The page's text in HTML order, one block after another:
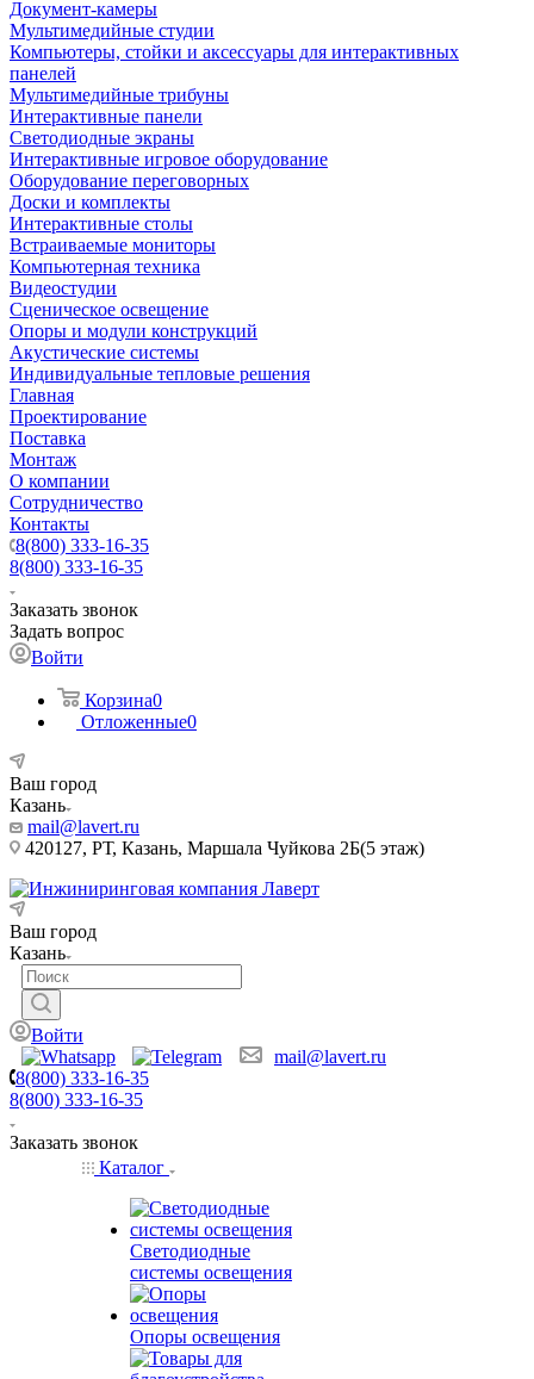
Документ-камеры
Мультимедийные студии
Компьютеры, стойки и аксессуары для интерактивных
панелей
Мультимедийные трибуны
Интерактивные панели
Светодиодные экраны
Интерактивные игровое оборудование
Оборудование переговорных
Доски и комплекты
Интерактивные столы
Встраиваемые мониторы
Компьютерная техника
Видеостудии
Cценическое освещение
Опоры и модули конструкций
Акустические системы
Индивидуальные тепловые решения
Главная
Проектирование
Поставка
Монтаж
О компании
Сотрудничество
Контакты
8(800) 333-16-35
8(800) 333-16-35
Заказать звонок
Задать вопрос
Войти
Корзина0
Отложенные0
Ваш город
Казань
mail@lavert.ru
420127, РТ, Казань, Маршала Чуйкова 2Б(5 этаж)
Ваш город
Казань
Войти
mail@lavert.ru
8(800) 333-16-35
8(800) 333-16-35
Заказать звонок
Каталог
Светодиодные
системы освещения
Опоры освещения